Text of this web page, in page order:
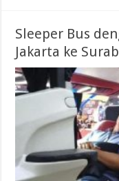
Sleeper Bus
Jakarta ke